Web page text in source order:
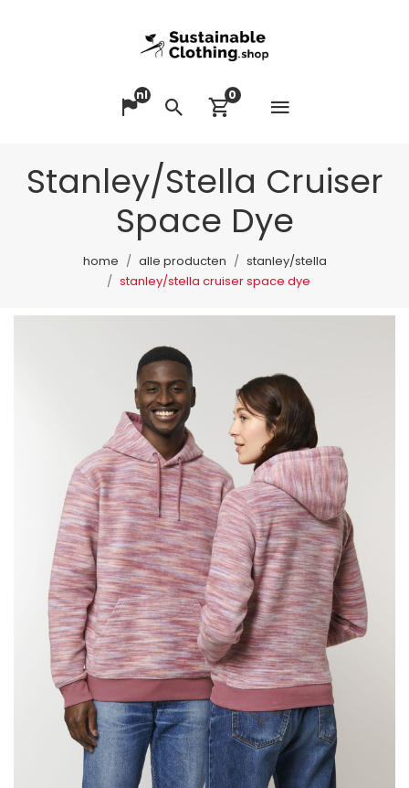
Taal veranderen
nl
ZoekenWinkelwagen
0
Stanley/Stella Cruiser
Space Dye
home alle producten
stanley/stella
stanley/stella cruiser space dye